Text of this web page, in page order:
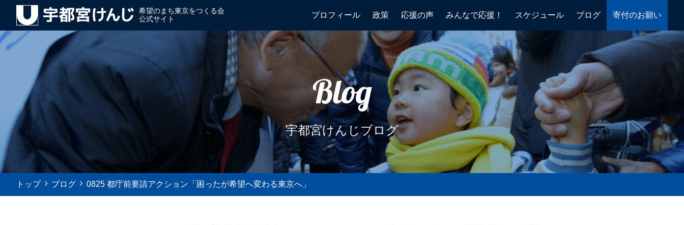
希望のまち東京をつくる会
公式サイト
プロフィール 政策 応援の声 みんなで応援！ スケジュール ブログ 寄付のお願い
Blog
宇都宮けんじブログ
トップ ブログ 0825 都庁前要請アクション「困ったが希望へ変わる東京へ」